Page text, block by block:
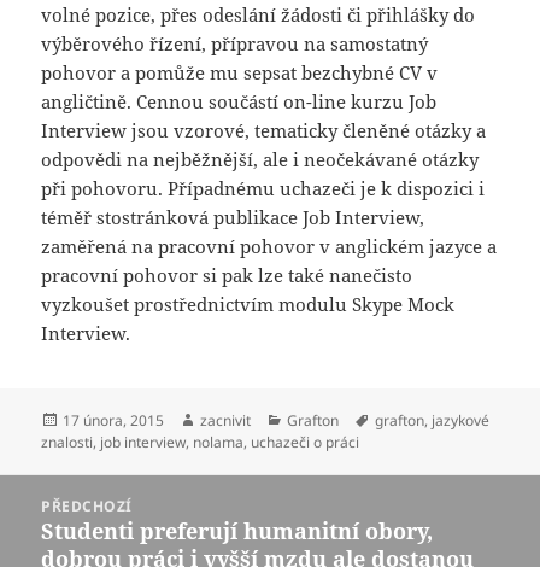
volné pozice, přes odeslání žádosti či přihlášky do
výběrového řízení, přípravou na samostatný
pohovor a pomůže mu sepsat bezchybné CV v
angličtině. Cennou součástí on-line kurzu Job
Interview jsou vzorové, tematicky členěné otázky a
odpovědi na nejběžnější, ale i neočekávané otázky
při pohovoru. Případnému uchazeči je k dispozici i
téměř stostránková publikace Job Interview,
zaměřená na pracovní pohovor v anglickém jazyce a
pracovní pohovor si pak lze také nanečisto
vyzkoušet prostřednictvím modulu Skype Mock
Interview.
Publikováno:
17 února, 2015 Autor:
zacnivit Rubriky:
Grafton Štítky:
grafton, jazykové
znalosti, job interview, nolama, uchazeči o práci
příspěvek
PŘEDCHOZÍ
Předchozí
příspěvek:
Studenti preferují humanitní obory,
dobrou práci i vyšší mzdu ale dostanou